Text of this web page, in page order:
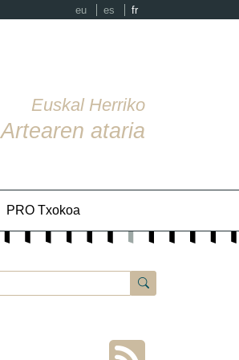
eu es fr
Euskal Herriko
Artearen ataria
PRO Txokoa